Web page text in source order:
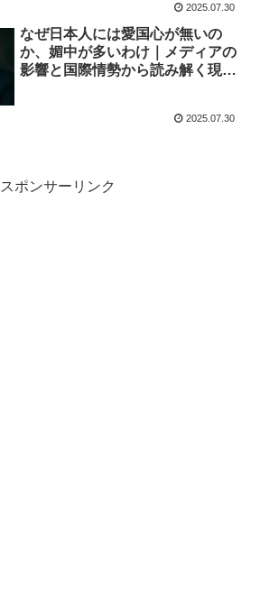
2025.07.30
なぜ日本人には愛国心が無いの
か、媚中が多いわけ｜メディアの
影響と国際情勢から読み解く現代
2025.07.30
スポンサーリンク